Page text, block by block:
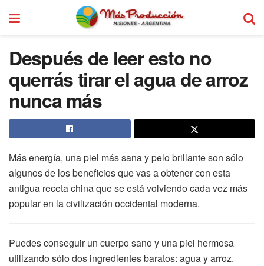
Después de leer esto no
querrás tirar el agua de arroz
nunca más
Más energía, una piel más sana y pelo brillante son sólo
algunos de los beneficios que vas a obtener con esta
antigua receta china que se está volviendo cada vez más
popular en la civilización occidental moderna.
Puedes conseguir un cuerpo sano y una piel hermosa
utilizando sólo dos ingredientes baratos: agua y arroz.